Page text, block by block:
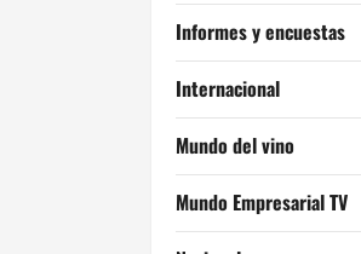
Informes y encuestas
Internacional
Mundo del vino
Mundo Empresarial TV